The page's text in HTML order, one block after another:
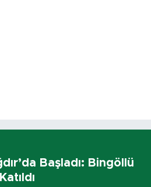
Başladı: Bingöllü